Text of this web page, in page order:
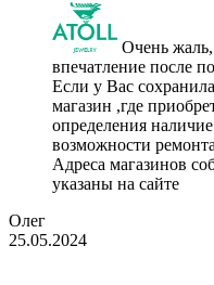
Очень жаль,
впечатление после
Если у Вас
магазин ,где
определения
возможности
Адреса магазинов
указаны на сайте
Олег
25.05.2024